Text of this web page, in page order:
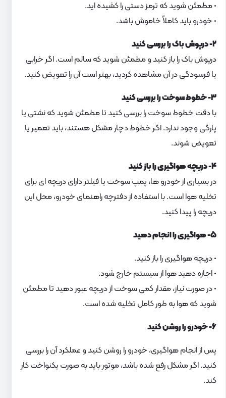
• مطمئن شوید که ترمز دستی را کشیده اید.
• خودرو باید کاملاً خاموش باشد.
۲- درپوش باک را بررسی کنید
درپوش باک را باز کنید و مطمئن شوید که سالم است. اگر خرابی
یا فرسودگی در آن مشاهده کردید، بهتر است آن را تعویض کنید.
۳- خطوط سوخت را بررسی کنید
با دقت خطوط سوخت را بررسی کنید تا مطمئن شوید که نشتی یا
پارگی وجود ندارد. اگر خطوط دچار مشکل هستند، باید تعمیر یا
تعویض شوند.
۴- دریچه هواگیری را باز کنید
در بسیاری از خودرو ها، پمپ سوخت یا فیلتر دارای دریچه ای برای
تخلیه هوا است. با استفاده از دفترچه راهنمای خودرو، محل این
دریچه را پیدا کنید.
۵- هواگیری را انجام دهید
• دریچه هواگیری را باز کنید.
• اجازه دهید هوا از سیستم خارج شود.
• در صورت نیاز، مقدار کمی سوخت از دریچه عبور دهید تا مطمئن
شوید که هوا به طور کامل تخلیه شده است.
۶- خودرو را روشن کنید
پس از انجام هواگیری، خودرو را روشن کنید و عملکرد آن را بررسی
کنید. اگر مشکل رفع شده باشد، موتور باید به صورت یکنواخت کار
کند.